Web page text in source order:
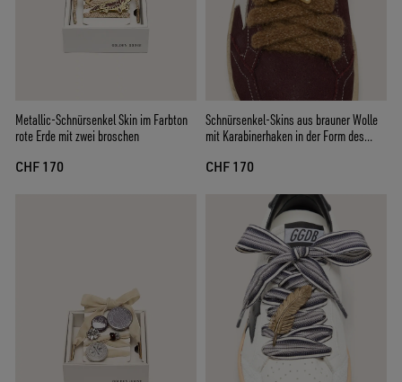
Metallic-Schnürsenkel Skin im Farbton
rote Erde mit zwei broschen
CHF 170
Schnürsenkel-Skins aus brauner Wolle
mit Karabinerhaken in der Form des
CHF 170